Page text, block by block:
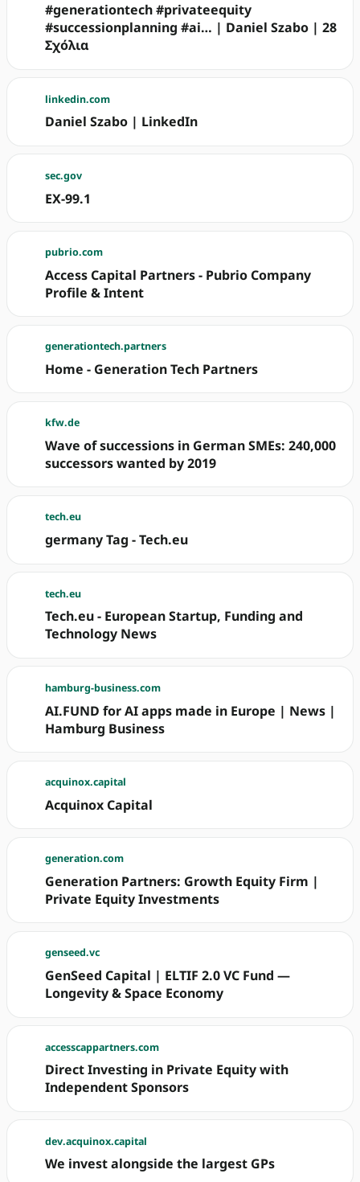
#generationtech #privateequity
#successionplanning #ai… | Daniel Szabo | 28
Σχόλια
linkedin.com
Daniel Szabo | LinkedIn
sec.gov
EX-99.1
pubrio.com
Access Capital Partners - Pubrio Company
Profile & Intent
generationtech.partners
Home - Generation Tech Partners
kfw.de
Wave of successions in German SMEs: 240,000
successors wanted by 2019
tech.eu
germany Tag - Tech.eu
tech.eu
Tech.eu - European Startup, Funding and
Technology News
hamburg-business.com
AI.FUND for AI apps made in Europe | News |
Hamburg Business
acquinox.capital
Acquinox Capital
generation.com
Generation Partners: Growth Equity Firm |
Private Equity Investments
genseed.vc
GenSeed Capital | ELTIF 2.0 VC Fund —
Longevity & Space Economy
accesscappartners.com
Direct Investing in Private Equity with
Independent Sponsors
dev.acquinox.capital
We invest alongside the largest GPs